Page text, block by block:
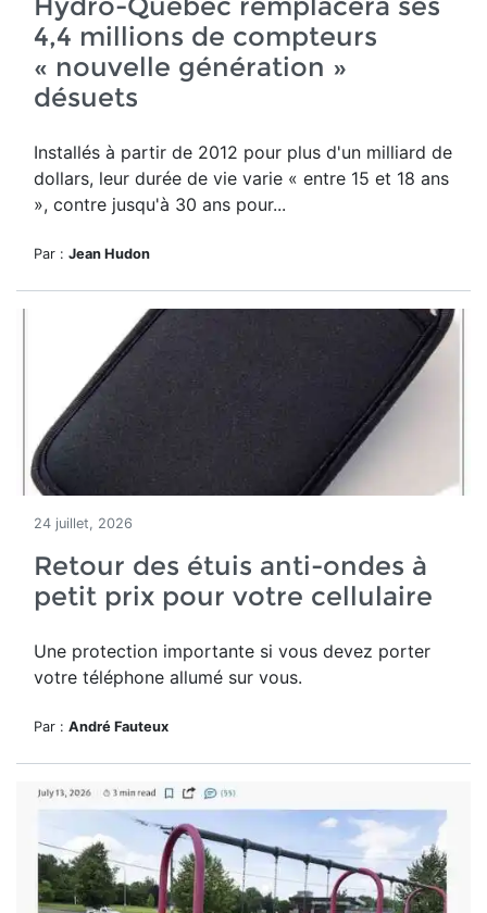
4,4 millions de compteurs
« nouvelle génération »
désuets
Installés à partir de 2012 pour plus d'un milliard de
dollars, leur durée de vie varie « entre 15 et 18 ans
», contre jusqu'à 30 ans pour...
Par : Jean Hudon
24 juillet, 2026
Retour des étuis anti-ondes à
petit prix pour votre cellulaire
Une protection importante si vous devez porter
votre téléphone allumé sur vous.
Par : André Fauteux